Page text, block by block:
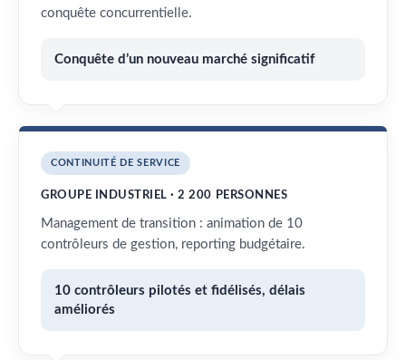
conquête concurrentielle.
Conquête d’un nouveau marché significatif
CONTINUITÉ DE SERVICE
GROUPE INDUSTRIEL · 2 200 PERSONNES
Management de transition : animation de 10
contrôleurs de gestion, reporting budgétaire.
10 contrôleurs pilotés et fidélisés, délais
améliorés